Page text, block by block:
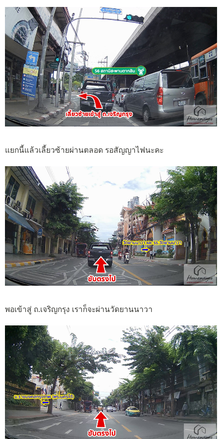
แยกนี้แล้วเลี้ยวซ้ายผ่านตลอด รอสัญญาไฟนะคะ
พอเข้าสู่ ถ.เจริญกรุง เราก็จะผ่านวัดยานนาวา